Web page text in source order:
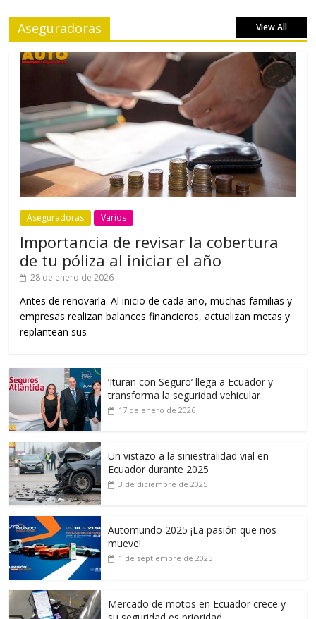
Aseguradoras View All
Aseguradoras Varios
Importancia de revisar la cobertura
de tu póliza al iniciar el año
28 de enero de 2026
Antes de renovarla. Al inicio de cada año, muchas familias y
empresas realizan balances financieros, actualizan metas y
replantean sus
‘Ituran con Seguro’ llega a Ecuador y
transforma la seguridad vehicular
17 de enero de 2026
Un vistazo a la siniestralidad vial en
Ecuador durante 2025
3 de diciembre de 2025
Automundo 2025 ¡La pasión que nos
mueve!
1 de septiembre de 2025
Mercado de motos en Ecuador crece y